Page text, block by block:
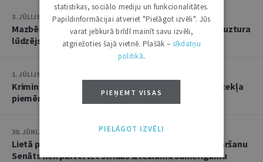
3. JŪLIJS • 14:45
Mazbērniem nav pienākuma uzturēt vecvecākus, ja uztura
lūdzējs nav par viņiem rūpējies
1. JŪLIJS • 17:38
Kriminālsoda un medicīniska rakstura piespiedu līdzekļa
piemērošana savstarpēji viens otru neizslēdz
30. JŪNIJS • 14:58
Lietā par namu pārvaldnieces goda un cieņas aizskaršanu
Senāts liek pārvērtēt strīdus izteikumu samērīgumu
statistikas, sociālo mediju un funkcionalitātes.
Papildinformācijai atveriet "Pielāgot izvēli". Jūs
varat jebkurā brīdī mainīt savu izvēli,
atgriežoties šajā vietnē. Plašāk – sīkdatņu
politikā.
PIEŅEMT VISAS
PIELĀGOT IZVĒLI